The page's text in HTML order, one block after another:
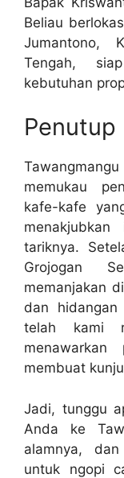
Beliau
Jumantono,
Tengah,
kebutuhan
Penutup
memukau
kafe-kafe
tariknya.
Grojogan
memanjakan
dan
telah kami
membuat
Jadi, tunggu
Anda ke
alamnya,
untuk ngopi